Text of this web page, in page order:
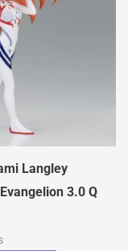
Langley
3.0 Q